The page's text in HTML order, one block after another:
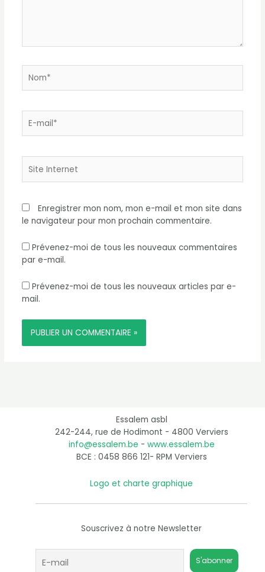
mail*
Internet
Enregistrer mon nom, mon e-mail et mon site dans
le navigateur pour mon prochain commentaire.
Prévenez-moi de tous les nouveaux commentaires
par e-mail.
Prévenez-moi de tous les nouveaux articles par e-
mail.
Essalem asbl
242-244, rue de Hodimont - 4800 Verviers
info@essalem.be - www.essalem.be
BCE : 0458 866 121- RPM Verviers
Logo et charte graphique
Souscrivez à notre Newsletter